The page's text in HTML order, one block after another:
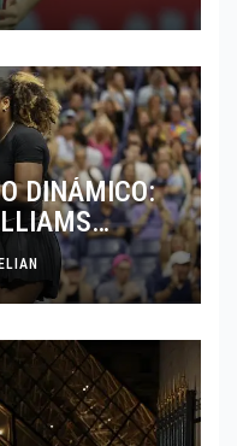
DINÁMICO:
EN